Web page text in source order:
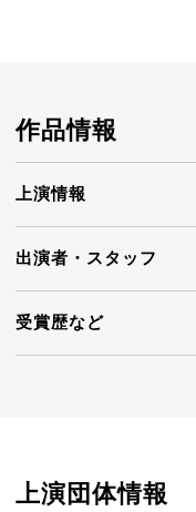
作品情報
上演情報
出演者・ スタッフ
受賞歴など
上演団体情報